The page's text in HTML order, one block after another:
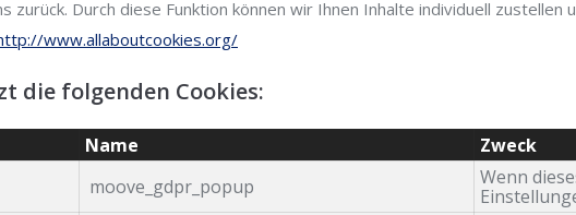
zurück. Durch diese Funktion können wir Ihnen Inhalte individuell
www.allaboutcookies.org/
die folgenden Cookies:
Name
Zweck
moove_gdpr_popup
Wenn